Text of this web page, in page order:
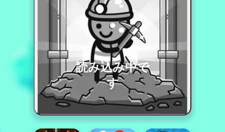
読み込み中で
す